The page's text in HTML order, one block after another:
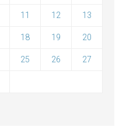
11 12 13
18 19 20
25 26 27